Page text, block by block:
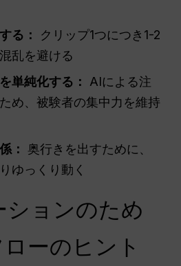
る：
クリップ1つにつき1-2
乱を避ける
単純化する：
AIによる注
め、被験者の集中力を維持
：
奥行きを出すために、
ゆっくり動く
ションのため
ーのヒント